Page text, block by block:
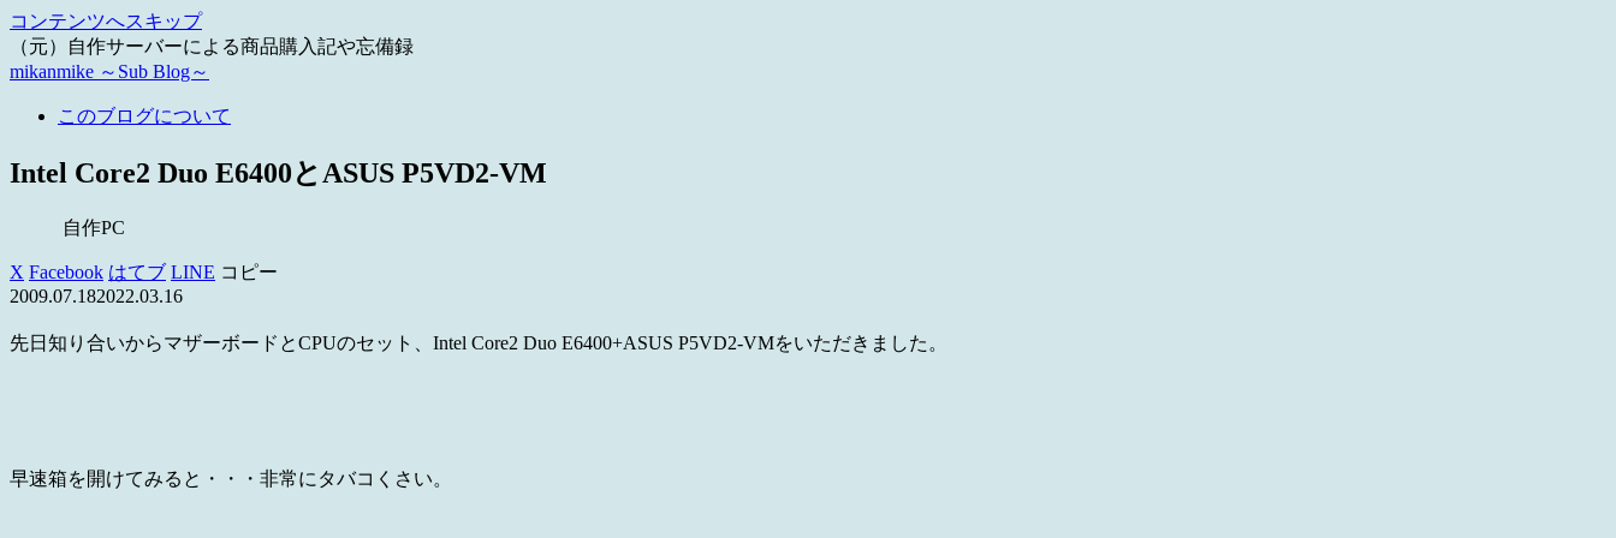
コンテンツへスキップ
（元）自作サーバーによる商品購入記や忘備録
mikanmike ～Sub Blog～
このブログについて
Intel Core2 Duo E6400とASUS P5VD2-VM
自作PC
X Facebook はてブ LINE コピー
2009.07.182022.03.16
先日知り合いからマザーボードとCPUのセット、Intel Core2 Duo E6400+ASUS P5VD2-VMをいただきました。
早速箱を開けてみると・・・非常にタバコくさい。